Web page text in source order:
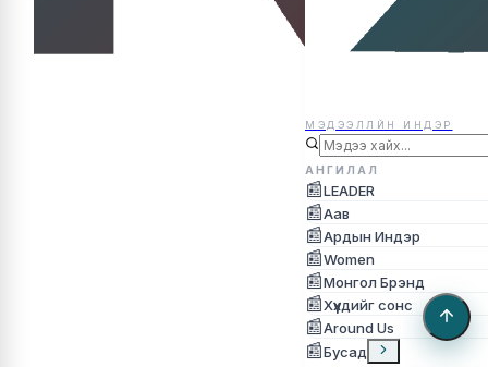
МЭДЭЭЛЛЙН ИНДЭР
АНГИЛАЛ
📰LEADER
📰Аав
📰Ардын Индэр
📰Women
📰Монгол Брэнд
📰Хүүхдийг сонс
📰Around Us
📰Бусад